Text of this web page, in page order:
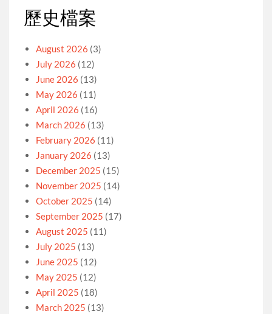
歷史檔案
August 2026 (3)
July 2026 (12)
June 2026 (13)
May 2026 (11)
April 2026 (16)
March 2026 (13)
February 2026 (11)
January 2026 (13)
December 2025 (15)
November 2025 (14)
October 2025 (14)
September 2025 (17)
August 2025 (11)
July 2025 (13)
June 2025 (12)
May 2025 (12)
April 2025 (18)
March 2025 (13)